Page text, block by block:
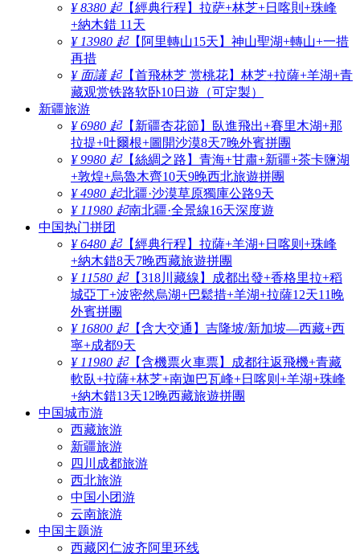
¥ 8380 起【經典行程】拉萨+林芝+日喀則+珠峰
+納木錯 11天
¥ 13980 起【阿里轉山15天】神山聖湖+轉山+一措
再措
¥ 面議 起【首飛林芝 赏桃花】林芝+拉薩+羊湖+青
藏观赏铁路软卧10日遊（可定製）
新疆旅游
¥ 6980 起【新疆杏花節】臥進飛出+賽里木湖+那
拉提+吐爾根+圖開沙漠8天7晚外賓拼團
¥ 9980 起【絲綢之路】青海+甘肅+新疆+茶卡鹽湖
+敦煌+烏魯木齊10天9晚西北旅遊拼團
¥ 4980 起北疆·沙漠草原獨庫公路9天
¥ 11980 起南北疆·全景線16天深度遊
中国热门拼团
¥ 6480 起【經典行程】拉薩+羊湖+日喀则+珠峰
+納木錯8天7晚西藏旅遊拼團
¥ 11580 起【318川藏線】成都出發+香格里拉+稻
城亞丁+波密然烏湖+巴鬆措+羊湖+拉薩12天11晚
外賓拼團
¥ 16800 起【含大交通】吉隆坡/新加坡—西藏+西
寧+成都9天
¥ 11980 起【含機票火車票】成都往返飛機+青藏
軟臥+拉薩+林芝+南迦巴瓦峰+日喀则+羊湖+珠峰
+納木錯13天12晚西藏旅遊拼團
中国城市游
西藏旅游
新疆旅游
四川成都旅游
西北旅游
中国小团游
云南旅游
中国主题游
西藏冈仁波齐阿里环线